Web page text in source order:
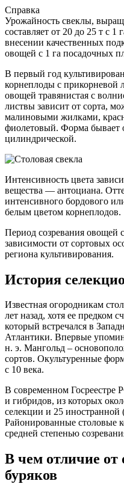
Справка
Урожайность свеклы,
составляет от 20 до 25 т с
внесении качественных
овощей с 1 га посадочных
В первый год
корнеплоды с прикорневой
овощей травянистая с
листвы зависит от сорта,
малиновыми жилками,
фиолетовый. Форма бывает
цилиндрической.
Интенсивность цвета
вещества — антоциана.
интенсивного бордового
белым цветом корнеплодов.
Период созревания овощей
зависимости от сортовых
региона культивирования.
История
Известная огородникам
лет назад, хотя ее предком
который встречался в
Атлантики. Впервые
н. э. Мангольд –
сортов. Окультуренные
с 10 века.
В современном Госреестре
и гибридов, из которых
селекции и 25 иностранной
Районированные столовые
средней степенью
В чем отличие от
буряков